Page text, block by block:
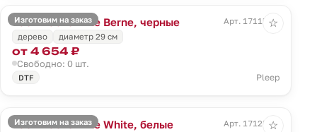
Изготовим на заказ
Часы настенные Berne, черные
Арт. 17115.30
дерево
диаметр 29 см
от 4 654 ₽
Свободно: 0 шт.
DTF Pleep
☆
Изготовим на заказ
Часы настенные White, белые
Арт. 17125.60
☆